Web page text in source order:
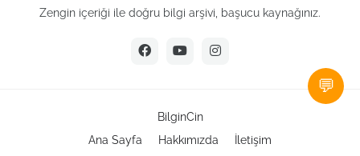
Zengin içeriği ile doğru bilgi arşivi, başucu kaynağınız.
BilginCin
Ana Sayfa
Hakkımızda İletişim
💬